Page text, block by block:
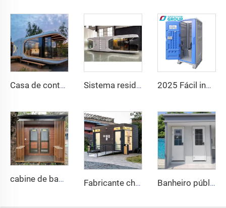
Casa de contêiner pré-fabricada multifuncional destacável, casa cápsula Apple, escritório, hotel, pequena casa de cabana Sistema residencial inteligente de fábrica da China, casa móvel de luxo, nova cápsula espacial, casa pré-fabricada em aço, contêiner para hotel e resort 2025 Fácil instalação Banheiro público Banheiro portátil de luxo Banheiro portátil e chuveiro Banheiro externo portátil
cabine de banheiro móvel de aço portátil para uso externo de fábrica 2024, banheiro público para uso doméstico com material de painel sanduíche Fabricante chinês direto de fábrica! Vaso sanitário portátil de plástico rotomoldado durável com assento sanitário em PE para áreas externas Banheiro público móvel portátil personalizado PE para camping, preço de casas de contêiner, banheiro móvel